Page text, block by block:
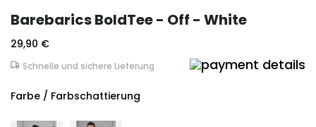
Barebarics BoldTee - Off - White
29,90 €
Schnelle und sichere Lieferung
Farbe / Farbschattierung